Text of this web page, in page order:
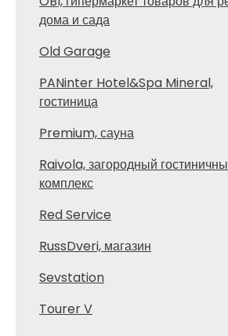
дома и сада
Old Garage
PANinter Hotel&Spa Mineral,
гостиница
Premium, сауна
Raivola, загородный
комплекс
Red Service
RussDveri, магазин
Sevstation
Tourer V